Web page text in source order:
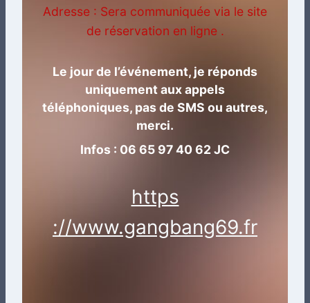
Adresse : Sera communiquée via le site
de réservation en ligne .
Le jour de l’événement, je réponds
uniquement aux appels
téléphoniques, pas de SMS ou autres,
merci.
Infos : 06 65 97 40 62 JC
https
://www.gangbang69.fr